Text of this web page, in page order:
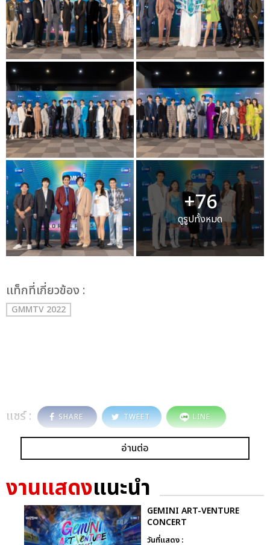
+76
ดูรูปทั้งหมด
เเท็กที่เกี่ยวข้อง :
GMMTV 2022
แชร์ : SHARE TWEET LINE
อ่านต่อ
งานแสดงแนะนำ
GEMINI ART-VENTURE
CONCERT
วันที่แสดง :